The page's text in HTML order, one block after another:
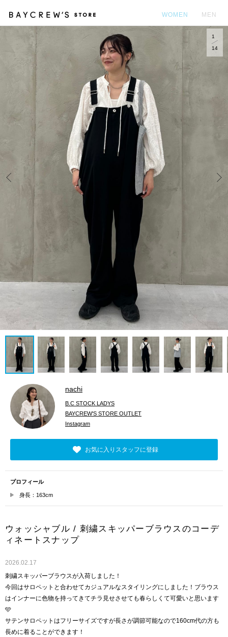
WOMEN MEN
1
14
nachi
B.C STOCK LADYS
BAYCREW'S STORE OUTLET
Instagram
お気に入りスタッフに登録
プロフィール
身長：163cm
ウォッシャブル / 刺繍スキッパーブラウスのコーデ
ィネートスナップ
2026.02.17
刺繍スキッパーブラウスが入荷しました！
今回はサロペットと合わせてカジュアルなスタイリングにしました！ブラウス
はインナーに色物を持ってきてチラ見せさせても春らしくて可愛いと思います
🩵
サテンサロペットはフリーサイズですが長さが調節可能なので160cm代の方も
長めに着ることができます！